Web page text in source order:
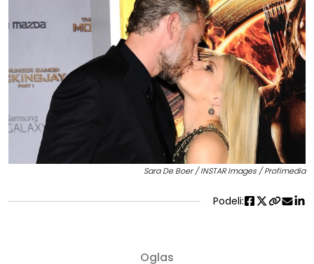
Sara De Boer / INSTAR Images / Profimedia
Podeli: